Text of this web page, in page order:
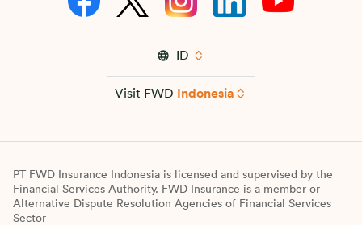
ID
Visit FWD Indonesia
PT FWD Insurance Indonesia is licensed and supervised by the
Financial Services Authority. FWD Insurance is a member or
Alternative Dispute Resolution Agencies of Financial Services
Sector